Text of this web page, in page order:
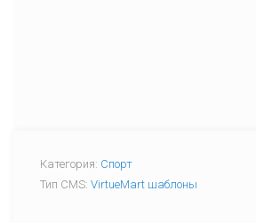
Категория: Спорт
Тип CMS: VirtueMart шаблоны